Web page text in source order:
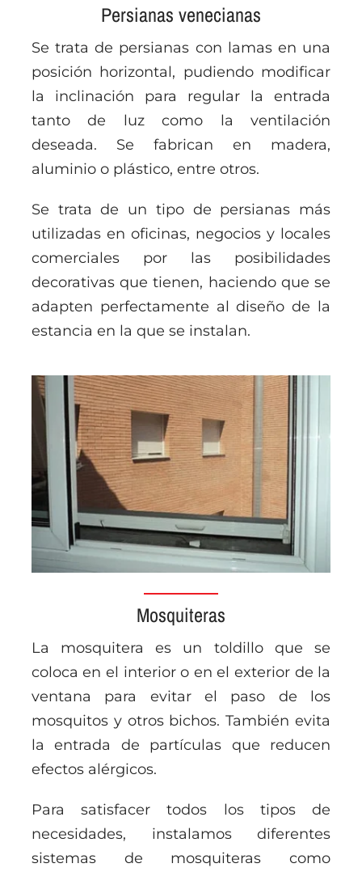
Persianas venecianas
Se trata de persianas con lamas en una
posición horizontal, pudiendo modificar
la inclinación para regular la entrada
tanto de luz como la ventilación
deseada. Se fabrican en madera,
aluminio o plástico, entre otros.
Se trata de un tipo de persianas más
utilizadas en oficinas, negocios y locales
comerciales por las posibilidades
decorativas que tienen, haciendo que se
adapten perfectamente al diseño de la
estancia en la que se instalan.
Mosquiteras
La mosquitera es un toldillo que se
coloca en el interior o en el exterior de la
ventana para evitar el paso de los
mosquitos y otros bichos. También evita
la entrada de partículas que reducen
efectos alérgicos.
Para satisfacer todos los tipos de
necesidades, instalamos diferentes
sistemas de mosquiteras como